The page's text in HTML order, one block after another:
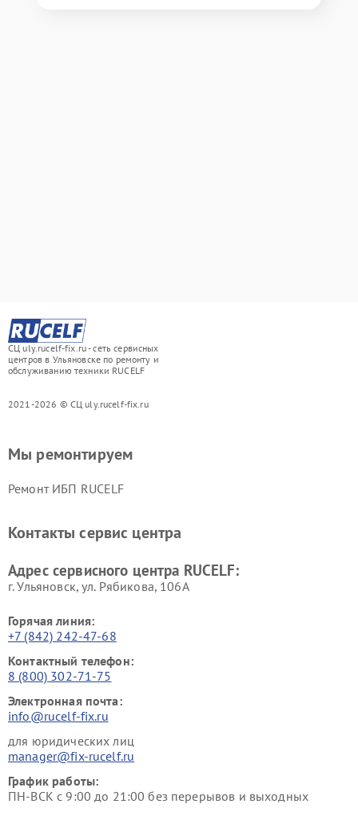
СЦ uly.rucelf-fix.ru - сеть сервисных
центров в Ульяновске по ремонту и
обслуживанию техники RUCELF
2021-2026 © СЦ uly.rucelf-fix.ru
Мы ремонтируем
Ремонт ИБП RUCELF
Контакты сервис центра
Адрес сервисного центра RUCELF:
г. Ульяновск, ул. Рябикова, 106А
Горячая линия:
+7 (842) 242-47-68
Контактный телефон:
8 (800) 302-71-75
Электронная почта:
info@rucelf-fix.ru
для юридических лиц
manager@fix-rucelf.ru
График работы:
ПН-ВСК с 9:00 до 21:00 без перерывов и выходных